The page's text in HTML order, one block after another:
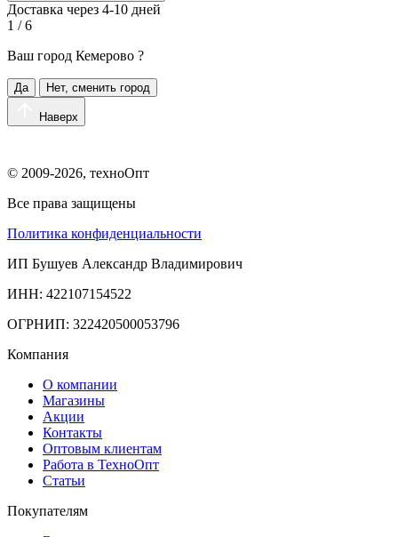
Доставка через 4-10 дней
1 / 6
Ваш город Кемерово ?
Да Нет, сменить город
Наверх
© 2009-2026, техноОпт
Все права защищены
Политика конфиденциальности
ИП Бушуев Александр Владимирович
ИНН: 422107154522
ОГРНИП: 322420500053796
Компания
О компании
Магазины
Акции
Контакты
Оптовым клиентам
Работа в ТехноОпт
Статьи
Покупателям